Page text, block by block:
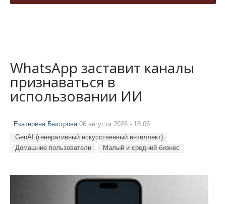
WhatsApp заставит каналы
признаваться в
использовании ИИ
Екатерина Быстрова 06 августа 2026 - 18:06
GenAI (генеративный искусственный интеллект)
Домашние пользователи
Малый и средний бизнес